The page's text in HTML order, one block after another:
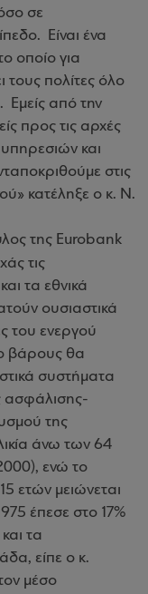
σε
Είναι ένα
οποίο για
πολίτες όλο
Εμείς από την
προς τις αρχές
και
στις
κατέληξε ο κ. Ν.
της Eurobank
τις
τα εθνικά
ουσιαστικά
του ενεργού
βάρους θα
συστήματα
ασφάλισης-
της
άνω των 64
ενώ το
ετών μειώνεται
έπεσε στο 17%
τα
είπε ο κ.
μέσο